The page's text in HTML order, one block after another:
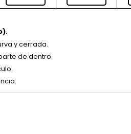
y cerrada.
de dentro.